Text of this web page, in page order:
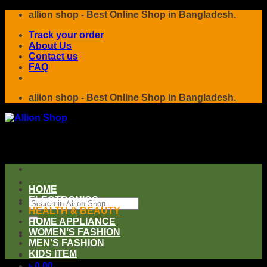
Skip
content
allion shop - Best Online Shop in Bangladesh.
Track your order
About Us
Contact us
FAQ
allion shop - Best Online Shop in Bangladesh.
Search
for:
HOME
ELECTRONICS
HEALTH & BEAUTY
HOME APPLIANCE
WOMEN’S FASHION
MEN’S FASHION
KIDS ITEM